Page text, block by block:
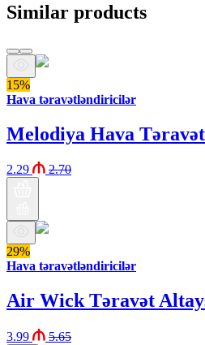
Similar products
15%
Hava təravətləndiricilər
Melodiya Hava
2.29 2.70
29%
Hava təravətləndiricilər
Air Wick Təravət
3.99 5.65